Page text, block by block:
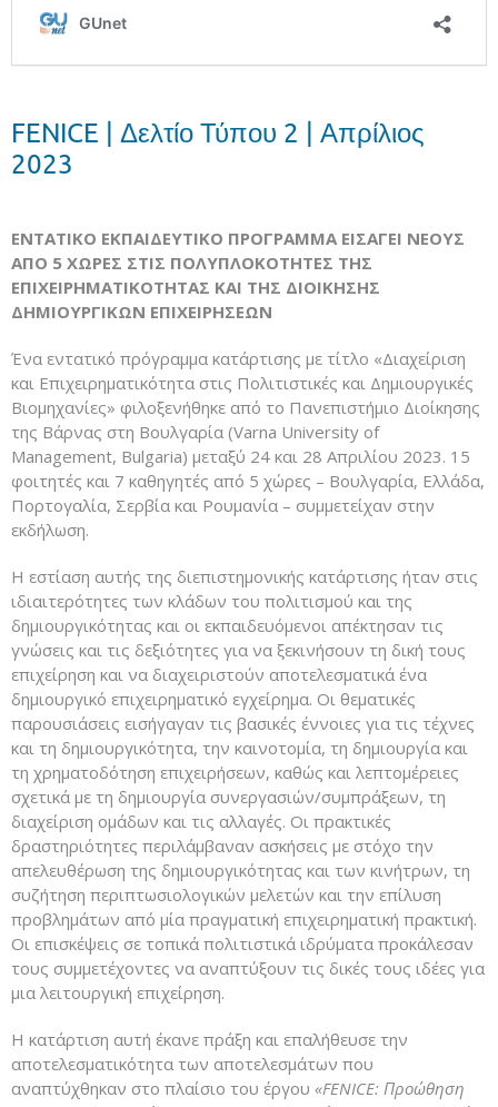
FENICE | Δελτίο Τύπου 2 | Απρίλιος
2023
ΕΝΤΑΤΙΚΟ ΕΚΠΑΙΔΕΥΤΙΚΟ ΠΡΟΓΡΑΜΜΑ ΕΙΣΑΓΕΙ ΝΕΟΥΣ
ΑΠΟ 5 ΧΩΡΕΣ ΣΤΙΣ ΠΟΛΥΠΛΟΚΟΤΗΤΕΣ ΤΗΣ
ΕΠΙΧΕΙΡΗΜΑΤΙΚΟΤΗΤΑΣ ΚΑΙ ΤΗΣ ΔΙΟΙΚΗΣΗΣ
ΔΗΜΙΟΥΡΓΙΚΩΝ ΕΠΙΧΕΙΡΗΣΕΩΝ
Ένα εντατικό πρόγραμμα κατάρτισης με τίτλο «Διαχείριση
και Επιχειρηματικότητα στις Πολιτιστικές και Δημιουργικές
Βιομηχανίες» φιλοξενήθηκε από το Πανεπιστήμιο Διοίκησης
της Βάρνας στη Βουλγαρία (Varna University of
Management, Bulgaria) μεταξύ 24 και 28 Απριλίου 2023. 15
φοιτητές και 7 καθηγητές από 5 χώρες – Βουλγαρία, Ελλάδα,
Πορτογαλία, Σερβία και Ρουμανία – συμμετείχαν στην
εκδήλωση.
Η εστίαση αυτής της διεπιστημονικής κατάρτισης ήταν στις
ιδιαιτερότητες των κλάδων του πολιτισμού και της
δημιουργικότητας και οι εκπαιδευόμενοι απέκτησαν τις
γνώσεις και τις δεξιότητες για να ξεκινήσουν τη δική τους
επιχείρηση και να διαχειριστούν αποτελεσματικά ένα
δημιουργικό επιχειρηματικό εγχείρημα. Οι θεματικές
παρουσιάσεις εισήγαγαν τις βασικές έννοιες για τις τέχνες
και τη δημιουργικότητα, την καινοτομία, τη δημιουργία και
τη χρηματοδότηση επιχειρήσεων, καθώς και λεπτομέρειες
σχετικά με τη δημιουργία συνεργασιών/συμπράξεων, τη
διαχείριση ομάδων και τις αλλαγές. Οι πρακτικές
δραστηριότητες περιλάμβαναν ασκήσεις με στόχο την
απελευθέρωση της δημιουργικότητας και των κινήτρων, τη
συζήτηση περιπτωσιολογικών μελετών και την επίλυση
προβλημάτων από μία πραγματική επιχειρηματική πρακτική.
Οι επισκέψεις σε τοπικά πολιτιστικά ιδρύματα προκάλεσαν
τους συμμετέχοντες να αναπτύξουν τις δικές τους ιδέες για
μια λειτουργική επιχείρηση.
Η κατάρτιση αυτή έκανε πράξη και επαλήθευσε την
αποτελεσματικότητα των αποτελεσμάτων που
αναπτύχθηκαν στο πλαίσιο του έργου «FENICE: Προώθηση